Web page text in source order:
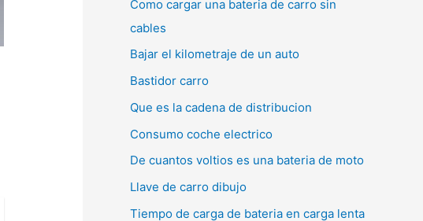
Como cargar una bateria de carro sin
cables
Bajar el kilometraje de un auto
Bastidor carro
Que es la cadena de distribucion
Consumo coche electrico
De cuantos voltios es una bateria de moto
Llave de carro dibujo
Tiempo de carga de bateria en carga lenta